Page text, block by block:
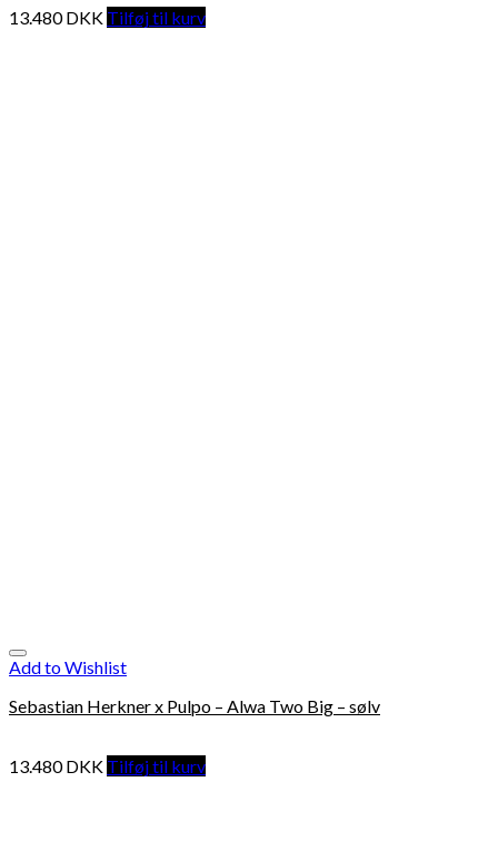
13.480DKK Tilføj til kurv
Add to Wishlist
Sebastian Herkner x Pulpo – Alwa Two Big – sølv
13.480DKK Tilføj til kurv